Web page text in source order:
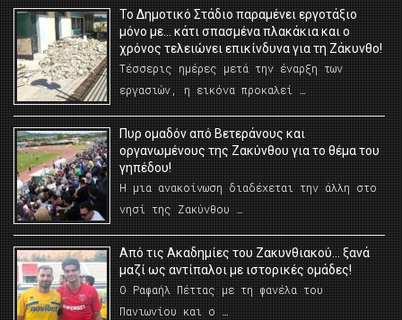
Το Δημοτικό Στάδιο παραμένει εργοτάξιο
μόνο με… κάτι σπασμένα πλακάκια και ο
χρόνος τελειώνει επικίνδυνα για τη Ζάκυνθο!
Τέσσερις ημέρες μετά την έναρξη των
εργασιών, η εικόνα προκαλεί …
Πυρ ομαδόν από Βετεράνους και
οργανωμένους της Ζακύνθου για το θέμα του
γηπέδου!
Η μια ανακοίνωση διαδέχεται την άλλη στο
νησί της Ζακύνθου …
Από τις Ακαδημίες του Ζακυνθιακού… ξανά
μαζί ως αντίπαλοι με ιστορικές ομάδες!
Ο Ραφαήλ Πέττας με τη φανέλα του
Πανιωνίου και ο …